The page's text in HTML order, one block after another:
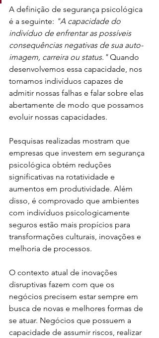
A definição de segurança psicológica
é a seguinte: "A capacidade do
indivíduo de enfrentar as possíveis
consequências negativas de sua auto-
imagem, carreira ou status." Quando
desenvolvemos essa capacidade, nos
tornamos indivíduos capazes de
admitir nossas falhas e falar sobre elas
abertamente de modo que possamos
evoluir nossas capacidades.
Pesquisas realizadas mostram que
empresas que investem em segurança
psicológica obtém reduções
significativas na rotatividade e
aumentos em produtividade. Além
disso, é comprovado que ambientes
com indivíduos psicologicamente
seguros estão mais propícios para
transformações culturais, inovações e
melhoria de processos.
O contexto atual de inovações
disruptivas fazem com que os
negócios precisem estar sempre em
busca de novas e melhores formas de
se atuar. Negócios que possuem a
capacidade de assumir riscos, realizar